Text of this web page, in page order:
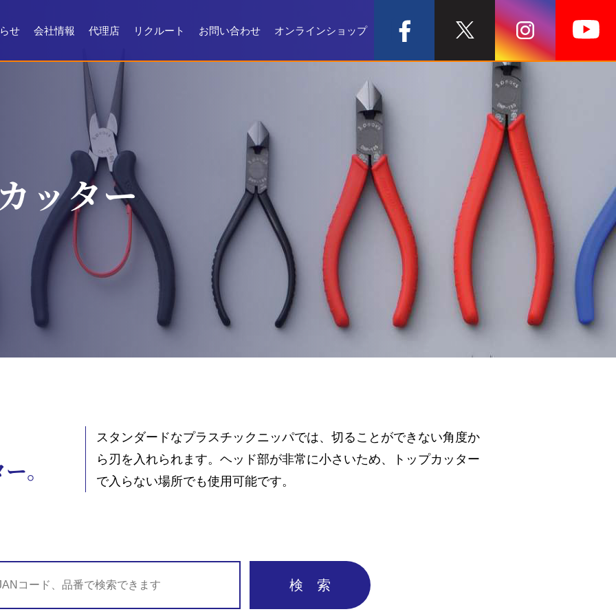
せ
会社情報
代理店 リクルート
お問い合わせ
オンラインショップ
ッター
。
スタンダードなプラスチックニッパでは、切ることができない角度か
ら刃を入れられます。ヘッド部が非常に小さいため、トップカッター
で入らない場所でも使用可能です。